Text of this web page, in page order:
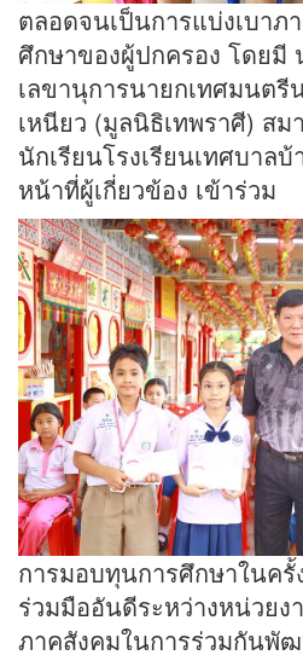
ตลอดจนเป็นการแบ่งเบาภ
ศึกษาของผู้ปกครอง โดยมี
เลขานุการนายกเทศมนตรี
เหนียว (มูลนิธิเทพราศี) สม
นักเรียนโรงเรียนเทศบาล
หน้าที่ผู้เกี่ยวข้อง เข้าร่วม
การมอบทุนการศึกษาในค
ร่วมมืออันดีระหว่างหน่วยง
ภาคสังคมในการร่วมกันพั